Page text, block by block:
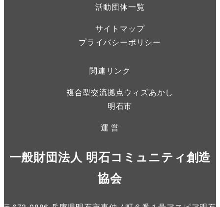
活動団体一覧
サイトマップ
プライバシーポリシー
関連リンク
複合型交流拠点ウィズあかし
明石市
運 営
一般財団法人 明石コミュニティ創造
協会